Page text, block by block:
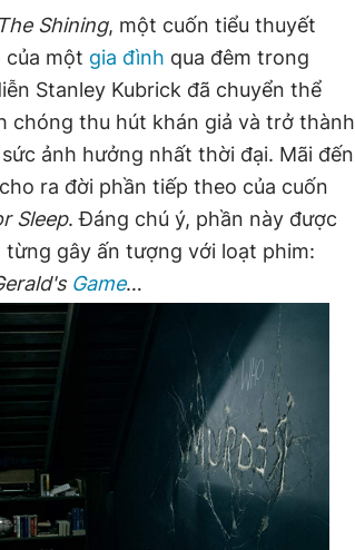
The Shining, một cuốn tiểu thuyết
của một gia đình qua đêm trong
Stanley Kubrick đã chuyển thể
chóng thu hút khán giả và trở thành
ảnh hưởng nhất thời đại. Mãi đến
ra đời phần tiếp theo của cuốn
Sleep. Đáng chú ý, phần này được
gây ấn tượng với loạt phim:
Game…